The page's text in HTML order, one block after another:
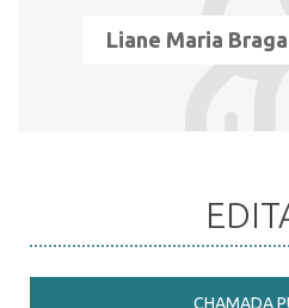
Liane Maria
CHAMADA